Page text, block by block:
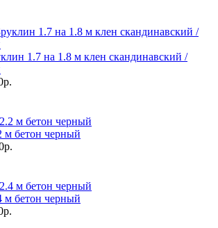
1.7 на 1.8 м клен скандинавский /
м бетон черный
м бетон черный